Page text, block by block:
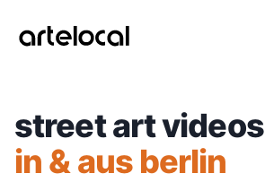
street art videos
in & aus berlin